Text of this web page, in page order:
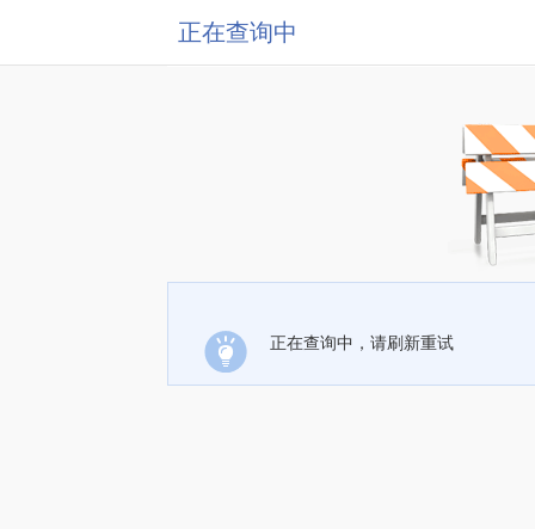
正在查询中
正在查询中，请刷新重试